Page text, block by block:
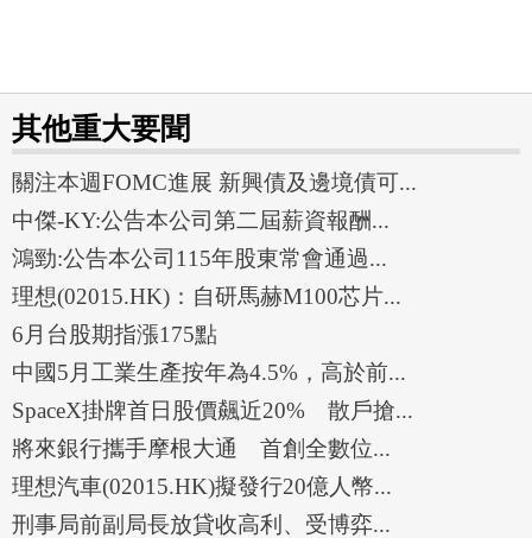
其他重大要聞
關注本週FOMC進展 新興債及邊境債可...
中傑-KY:公告本公司第二屆薪資報酬...
鴻勁:公告本公司115年股東常會通過...
理想(02015.HK)：自研馬赫M100芯片...
6月台股期指漲175點
中國5月工業生產按年為4.5%，高於前...
SpaceX掛牌首日股價飆近20% 散戶搶...
將來銀行攜手摩根大通 首創全數位...
理想汽車(02015.HK)擬發行20億人幣...
刑事局前副局長放貸收高利、受博弈...